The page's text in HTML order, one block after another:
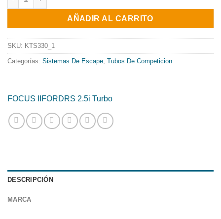
original
era:
168.26€.
actual
es:
136.03€.
AÑADIR AL CARRITO
SKU: KTS330_1
Categorías: Sistemas De Escape, Tubos De Competicion
FOCUS II FORDRS 2.5i Turbo
DESCRIPCIÓN
MARCA